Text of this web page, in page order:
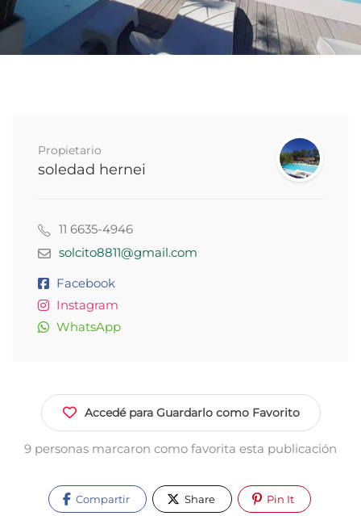
Propietario
soledad hernei
11 6635-4946
solcito8811@gmail.com
Facebook
Instagram
WhatsApp
Accedé para Guardarlo como Favorito
9 personas marcaron como favorita esta publicación
Compartir Share Pin It